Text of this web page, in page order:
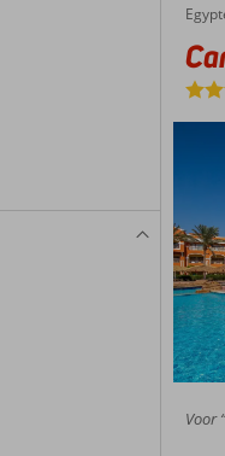
Home
Caribbean World Resort
Voor